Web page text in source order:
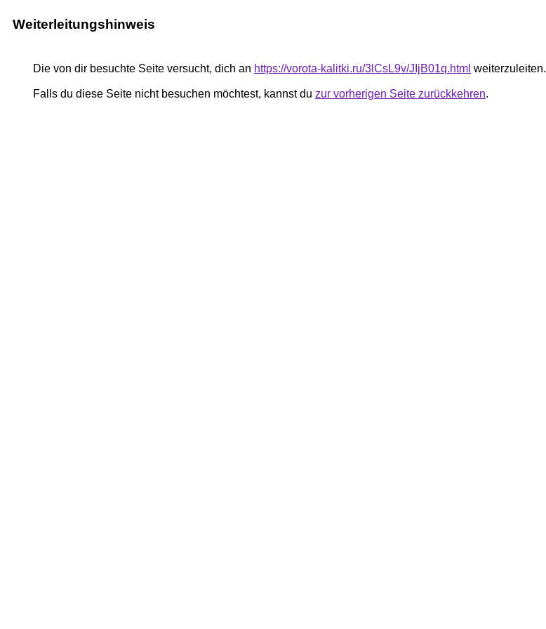
Weiterleitungshinweis
Die von dir besuchte Seite versucht, dich an https://vorota-kalitki.ru/3lCsL9v/JIjB01q.html weiterzuleiten.
Falls du diese Seite nicht besuchen möchtest, kannst du zur vorherigen Seite zurückkehren.